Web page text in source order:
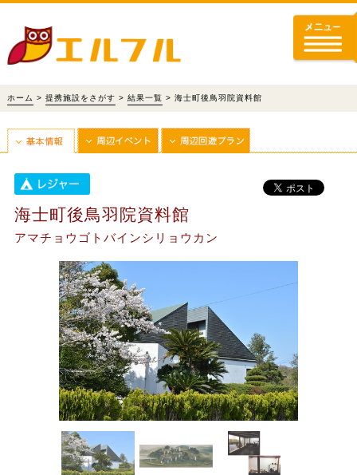
ホーム > 提携施設をさがす > 結果一覧 > 海士町後鳥羽院資料館
海士町後鳥羽院資料館
アマチョウゴトバインシリョウカン